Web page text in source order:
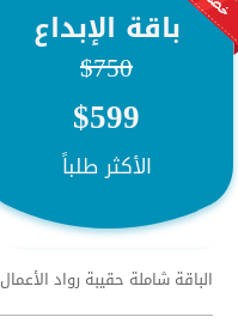
باقة الإبداع
$750
$599
الأكثر طلباً
الباقة شاملة حقيبة رواد الأعمال